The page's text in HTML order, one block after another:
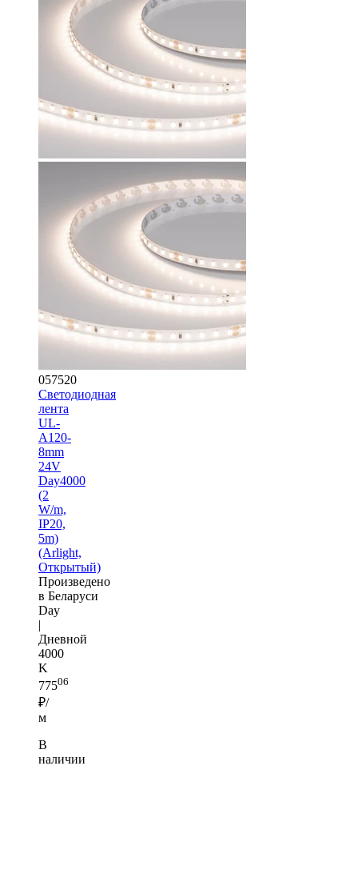
057520
Светодиодная
лента
UL-
A120-
8mm
24V
Day4000
(2
W/m,
IP20,
5m)
(Arlight,
Открытый)
Произведено
в Беларуси
Day
|
Дневной
4000
K
77506
₽/
м
В
наличии